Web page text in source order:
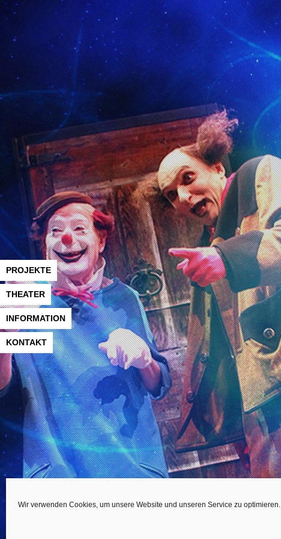
Wir verwenden Cookies, um unsere Website und unseren Service zu optimieren.
PROJEKTE
THEATER
INFORMATION
KONTAKT